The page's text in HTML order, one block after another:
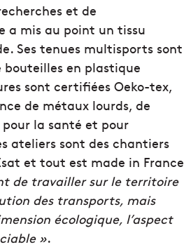
et de
a mis au point un tissu
Ses tenues multisports sont
en plastique
sont certifiées Oeko-tex,
de métaux lourds, de
pour la santé et pour
ateliers sont des chantiers
et tout est made in France
de travailler sur le territoire
des transports, mais
écologique, l’aspect
».